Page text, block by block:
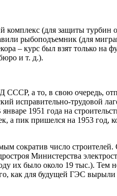
комплекс (для защиты
рыбоподъемник (для
– курс был взят только на
и т. д.).
СССР, а то, в свою очередь,
исправительно-трудовой
1951 года на
а пик пришелся на 1953 год,
сократив число строителей.
Министерства
их было около 19 тыс.). Тем
как для будущей ГЭС вырыли